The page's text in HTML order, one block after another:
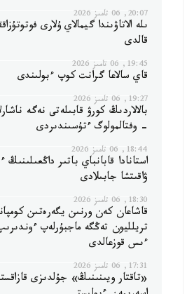
20:07, 06 تامىز 2026
ىلە الاتاۋىندا گيمالاي ۇلارى
قالدى
19:45, 06 تامىز 2026
قاي سالاعا گرانت كوپ ءبولىندى
19:27, 06 تامىز 2026
بالالاردىڭ كورۋ قابىلەتى نەگە
- وفتالمولوگ ءتۇسىندىردى
18:44, 06 تامىز 2026
استانادا قابانباي باتىر داڭعىلىنىڭ
ۋاقىتشا جابىلادى
18:30, 06 تامىز 2026
تريلليون تەڭگە ماجبۇرلەپ
ءىس قوزعالدى
17:31, 06 تامىز 2026
«تاقتار ويىنىنىڭ» جۇلدىزى